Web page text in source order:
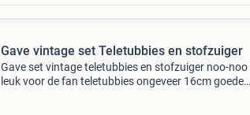
Gave vintage set Teletubbies en stofzuiger
Gave set vintage teletubbies en stofzuiger noo-noo
leuk voor de fan teletubbies ongeveer 16cm goede